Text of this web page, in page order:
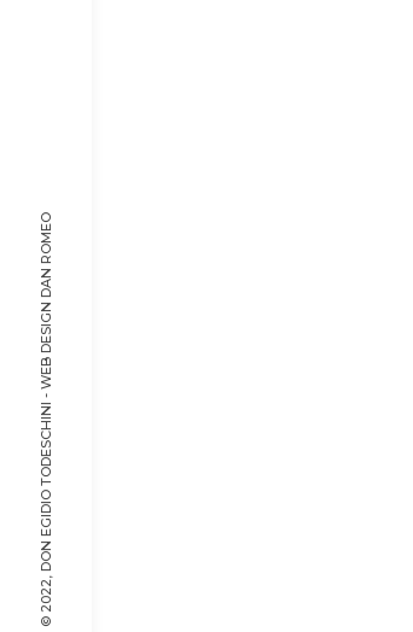
© 2022, DON EGIDIO TODESCHINI - WEB DESIGN
DAN ROMEO